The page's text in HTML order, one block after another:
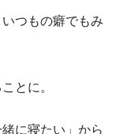
つもの癖でもみ
とに。
に寝たい」から